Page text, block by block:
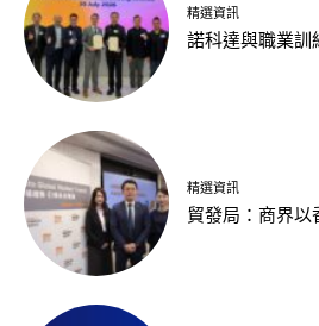
精選資訊
諾科達與職業訓
精選資訊
貿發局：商界以